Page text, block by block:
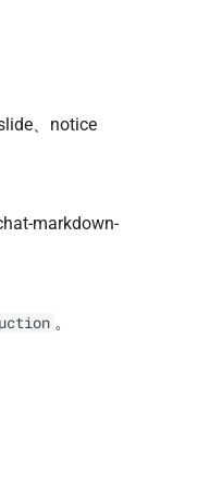
、notice
markdown-
。